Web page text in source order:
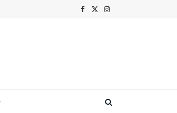
Facebook
X
Instagram